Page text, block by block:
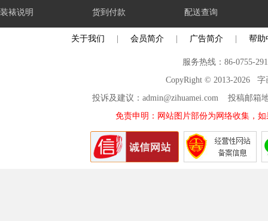
装裱说明 货到付款 配送查询
关于我们 会员简介 广告简介 帮助
服务热线：86-0755-
CopyRight © 2013-2026 字
投诉及建议：admin@zihuamei.com 投稿邮
免责申明：网站图片部份为网络收集，